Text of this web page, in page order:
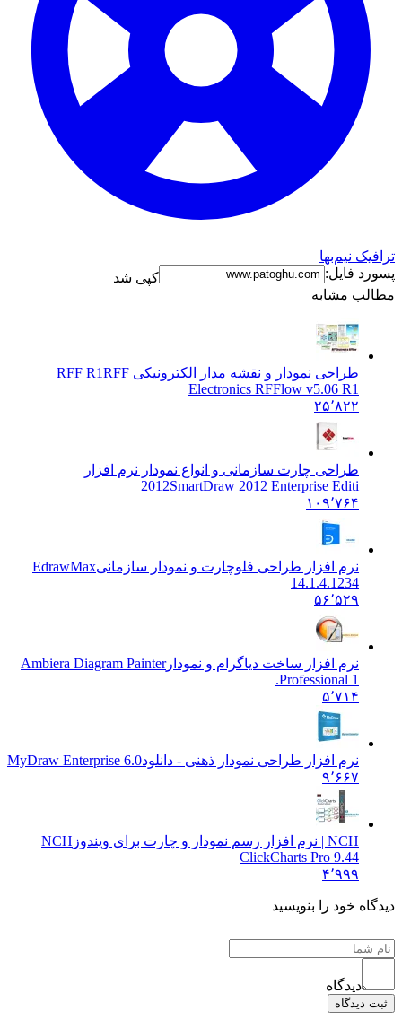
ترافیک نیم‌بها
پسورد فایل:
کپی شد
مطالب مشابه
طراحی نمودار و نقشه مدار الکترونیکی RFF R1 RFF
Electronics RFFlow v5.06 R1
۲۵٬۸۲۲
طراحی چارت سازمانی و انواع نمودار نرم افزار
2012SmartDraw 2012 Enterprise Editi
۱۰۹٬۷۶۴
نرم افزار طراحی فلوچارت و نمودار سازمانیEdrawMax
14.1.4.1234
۵۶٬۵۲۹
نرم افزار ساخت دیاگرام و نمودارAmbiera Diagram Painter
Professional 1.
۵٬۷۱۴
نرم افزار طراحی نمودار ذهنی - دانلودMyDraw Enterprise 6.0
۹٬۶۶۷
NCH | نرم افزار رسم نمودار و چارت برای ویندوز
NCH
ClickCharts Pro 9.44
۴٬۹۹۹
دیدگاه خود را بنویسید
دیدگاه
ثبت دیدگاه